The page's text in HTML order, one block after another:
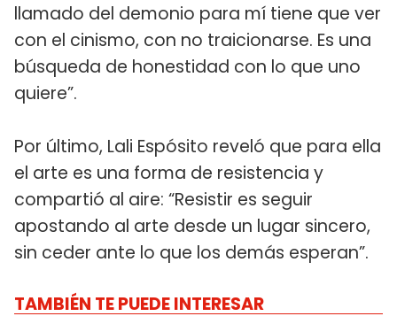
llamado del demonio para mí tiene que ver
con el cinismo, con no traicionarse. Es una
búsqueda de honestidad con lo que uno
quiere”.
Por último, Lali Espósito reveló que para ella
el arte es una forma de resistencia y
compartió al aire: “Resistir es seguir
apostando al arte desde un lugar sincero,
sin ceder ante lo que los demás esperan”.
TAMBIÉN TE PUEDE INTERESAR